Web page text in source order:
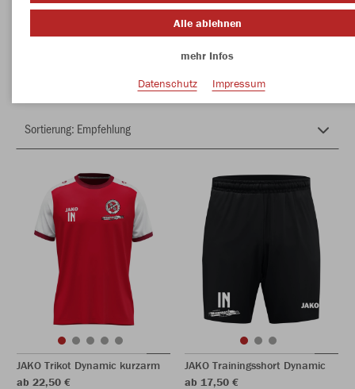
JAKO Trikot Dynamic kurzarm
ab 22,50 €
JAKO Trainingsshort Dynamic
ab 17,50 €
Alle ablehnen
mehr Infos
Datenschutz
Impressum